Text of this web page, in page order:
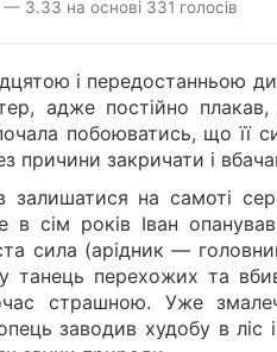
— 3.33 на основі 331 голосів
і передостанньою
адже постійно
побоюватись, що її
причини закричати і
на самоті
в сім років Іван
сила (арідник —
танець перехожих та
страшною. Уже
заводив худобу в ліс